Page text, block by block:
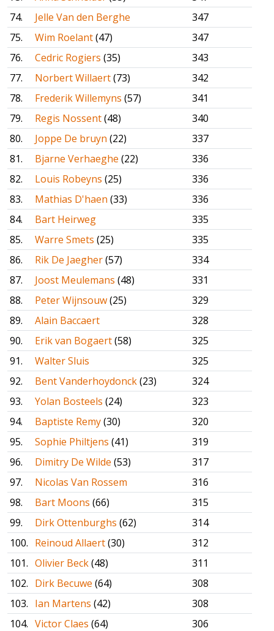
74.
Jelle Van den Berghe
347
75.
Wim Roelant(47)
347
76.
Cedric Rogiers (35)
343
77.
Norbert Willaert(73)
342
78.
Frederik Willemyns (57)
341
79.
Regis Nossent(48)
340
80.
Joppe De bruyn (22)
337
81.
Bjarne Verhaeghe (22)
336
82.
Louis Robeyns (25)
336
83.
Mathias D'haen (33)
336
84.
Bart Heirweg
335
85.
Warre Smets (25)
335
86.
Rik De Jaegher(57)
334
87.
Joost Meulemans (48)
331
88.
Peter Wijnsouw(25)
329
89.
Alain Baccaert
328
90.
Erik van Bogaert(58)
325
91.
Walter Sluis
325
92.
Bent Vanderhoydonck(23)
324
93.
Yolan Bosteels (24)
323
94.
Baptiste Remy(30)
320
95.
Sophie Philtjens (41)
319
96.
Dimitry De Wilde (53)
317
97.
Nicolas Van Rossem
316
98.
Bart Moons (66)
315
99.
Dirk Ottenburghs (62)
314
100. Reinoud Allaert(30)
312
101. Olivier Beck(48)
311
102. Dirk Becuwe (64)
308
103. Ian Martens (42)
308
104. Victor Claes (64)
306